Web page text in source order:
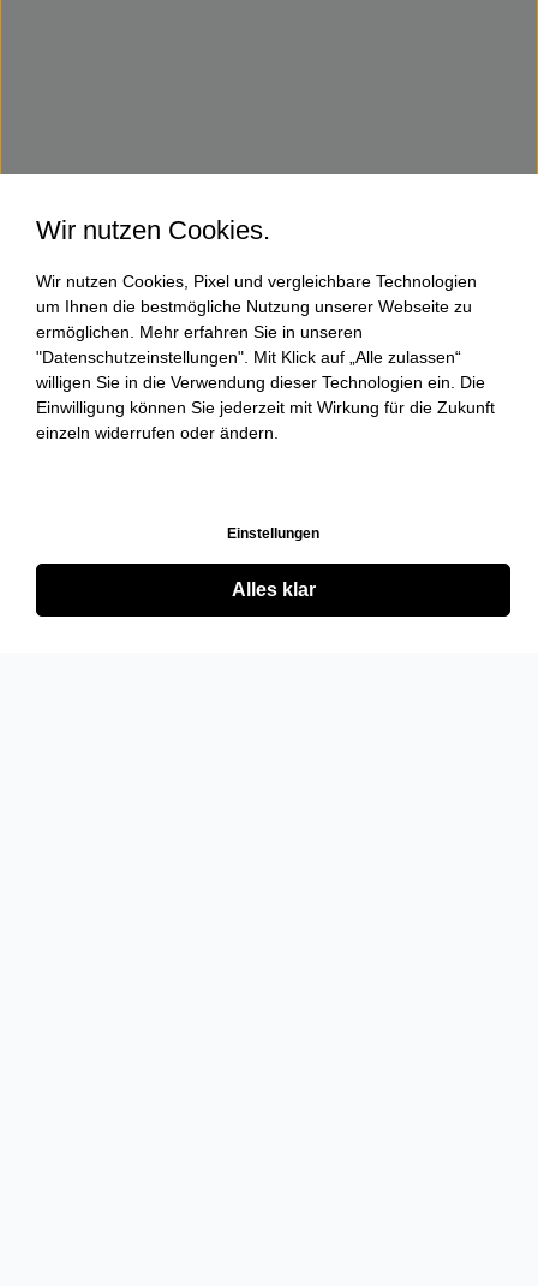
Wir nutzen Cookies.
Wir nutzen Cookies, Pixel und vergleichbare Technologien
um Ihnen die bestmögliche Nutzung unserer Webseite zu
ermöglichen. Mehr erfahren Sie in unseren
"Datenschutzeinstellungen". Mit Klick auf „Alle zulassen“
willigen Sie in die Verwendung dieser Technologien ein. Die
Einwilligung können Sie jederzeit mit Wirkung für die Zukunft
einzeln widerrufen oder ändern.
Einstellungen
Alles klar